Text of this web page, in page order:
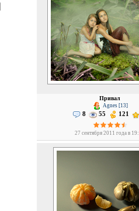
Привал
Agnes [13]
8 55 121
27 сентября 2011 года в